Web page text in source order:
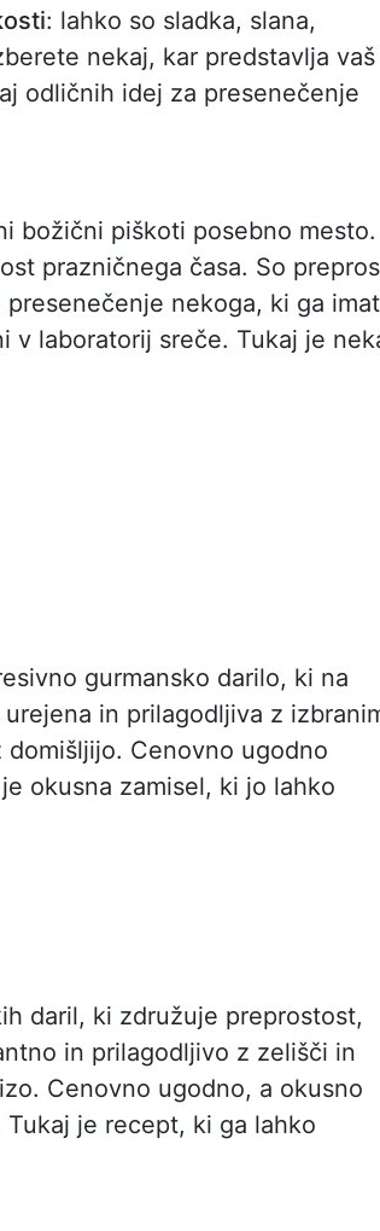
: lahko so sladka, slana,
nekaj, kar predstavlja vaš
odličnih idej za presenečenje
božični piškoti posebno mesto.
prazničnega časa. So
nekoga, ki ga
v laboratorij sreče. Tukaj je
gurmansko darilo, ki na
in prilagodljiva z
Cenovno ugodno
okusna zamisel, ki jo lahko
daril, ki združuje preprostost,
in prilagodljivo z zelišči in
Cenovno ugodno, a okusno
je recept, ki ga lahko